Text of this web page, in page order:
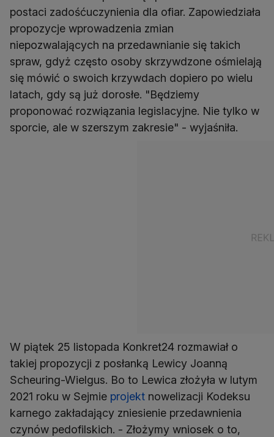
postaci zadośćuczynienia dla ofiar. Zapowiedziała
propozycje wprowadzenia zmian
niepozwalających na przedawnianie się takich
spraw, gdyż często osoby skrzywdzone ośmielają
się mówić o swoich krzywdach dopiero po wielu
latach, gdy są już dorosłe. "Będziemy
proponować rozwiązania legislacyjne. Nie tylko w
sporcie, ale w szerszym zakresie" - wyjaśniła.
W piątek 25 listopada Konkret24 rozmawiał o
takiej propozycji z posłanką Lewicy Joanną
Scheuring-Wielgus. Bo to Lewica złożyła w lutym
2021 roku w Sejmie projekt nowelizacji Kodeksu
karnego zakładający zniesienie przedawnienia
czynów pedofilskich. - Złożymy wniosek o to,